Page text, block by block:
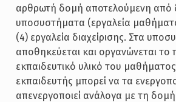
αρθρωτή δομή αποτελούμενη από
υποσυστήματα (εργαλεία
(4) εργαλεία διαχείρισης. Στα
αποθηκεύεται και οργανώνεται το
εκπαιδευτικό υλικό του
εκπαιδευτής μπορεί να τα
απενεργοποιεί ανάλογα με τη δομή